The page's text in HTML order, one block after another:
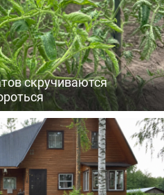
скручиваются